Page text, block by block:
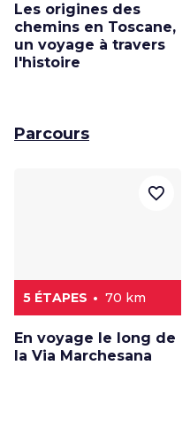
Les origines des
chemins en Toscane,
un voyage à travers
l'histoire
Parcours
5 ÉTAPES 70 km
En voyage le long de
la Via Marchesana
favorite_border